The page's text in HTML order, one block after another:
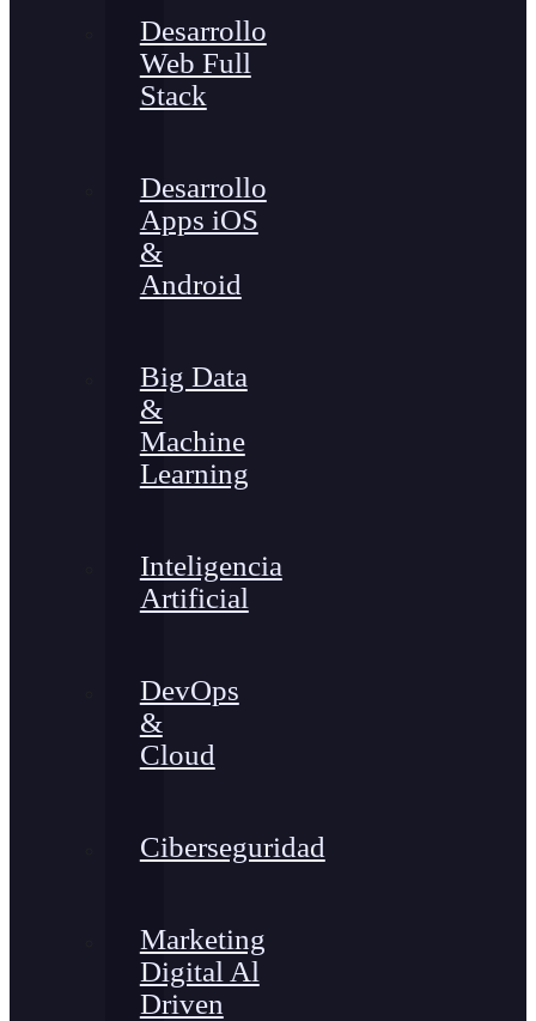
Desarrollo
Web Full
Stack
Desarrollo
Apps iOS
&
Android
Big Data
&
Machine
Learning
Inteligencia
Artificial
DevOps
&
Cloud
Ciberseguridad
Marketing
Digital Al
Driven